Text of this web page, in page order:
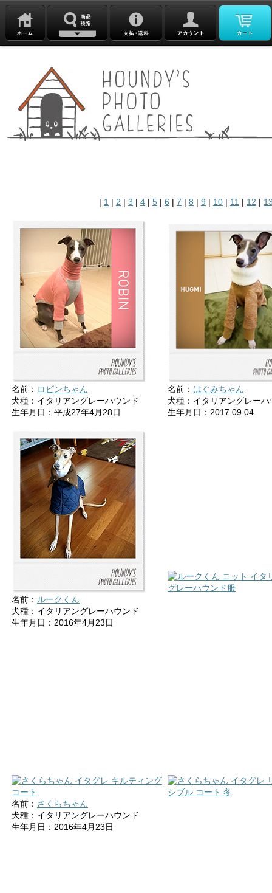
| 1 | 2 | 3 | 4 | 5 | 6 | 7 | 8 | 9 | 10 | 11 | 12 |
名前： ロビンちゃん
犬種：イタリアングレーハウンド
生年月日：平成27年4月28日
名前： はぐみちゃん
犬種：イタリアングレーハ
生年月日：2017.09.04
名前： ルークくん
犬種：イタリアングレーハウンド
生年月日：2016年4月23日
名前： さくらちゃん
犬種：イタリアングレーハウンド
生年月日：2016年4月23日